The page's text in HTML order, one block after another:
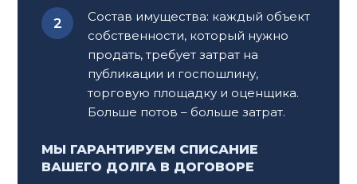
Обращение к специалисту необходимо, если:
У вас возникли споры о недвижимости,
наследстве или договорных обязательствах
Требуется грамотное представительство в
гражданском суде
оформления прав или разрешения
конфликта
Состав имущества: каждый объект
собственности, который нужно
продать, требует затрат на
публикации и госпошлину,
торговую площадку и оценщика.
Больше потов – больше затрат.
МЫ ГАРАНТИРУЕМ СПИСАНИЕ
ВАШЕГО ДОЛГА В ДОГОВОРЕ